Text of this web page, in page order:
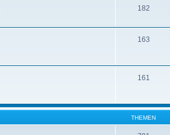
182
163
161
THEMEN